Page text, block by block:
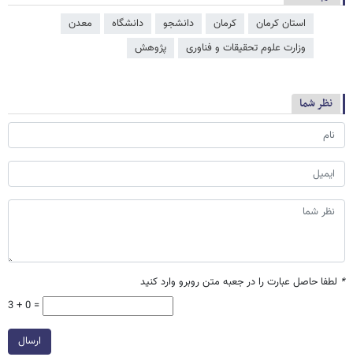
استان کرمان کرمان دانشجو دانشگاه
معدن
وزارت علوم تحقیقات و فناوری
پژوهش
نظر شما
* لطفا حاصل عبارت را در جعبه متن روبرو وارد کنید
3 + 0 =
ارسال